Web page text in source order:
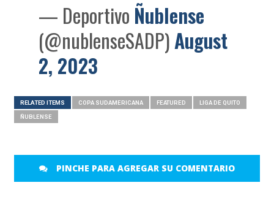
— Deportivo Ñublense
(@nublenseSADP)August
2, 2023
RELATED ITEMS COPA SUDAMERICANA FEATURED LIGA DE QUITO
ÑUBLENSE
PINCHE PARA AGREGAR SU COMENTARIO